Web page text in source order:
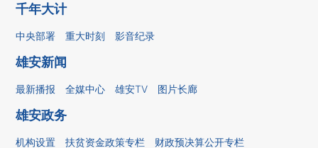
千年大计
中央部署 重大时刻 影音纪录
雄安新闻
最新播报 全媒中心 雄安TV 图片长廊
雄安政务
机构设置 扶贫资金政策专栏
财政预决算公开专栏